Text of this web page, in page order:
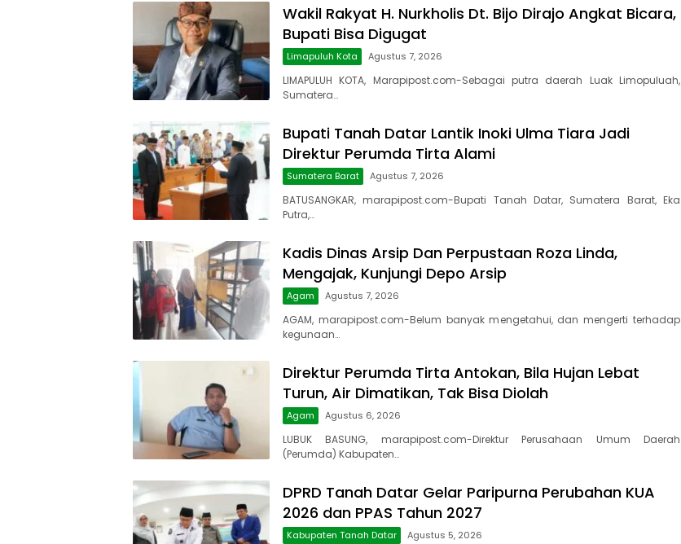
Wakil Rakyat H. Nurkholis Dt. Bijo Dirajo Angkat Bicara,
Bupati Bisa Digugat
Limapuluh Kota Agustus 7, 2026
LIMAPULUH KOTA, Marapipost.com-Sebagai putra daerah Luak Limopuluah,
Sumatera…
Bupati Tanah Datar Lantik Inoki Ulma Tiara Jadi
Direktur Perumda Tirta Alami
Sumatera Barat Agustus 7, 2026
BATUSANGKAR, marapipost.com-Bupati Tanah Datar, Sumatera Barat, Eka
Putra,…
Kadis Dinas Arsip Dan Perpustaan Roza Linda,
Mengajak, Kunjungi Depo Arsip
Agam Agustus 7, 2026
AGAM, marapipost.com-Belum banyak mengetahui, dan mengerti terhadap
kegunaan…
Direktur Perumda Tirta Antokan, Bila Hujan Lebat
Turun, Air Dimatikan, Tak Bisa Diolah
Agam Agustus 6, 2026
LUBUK BASUNG, marapipost.com-Direktur Perusahaan Umum Daerah
(Perumda) Kabupaten…
DPRD Tanah Datar Gelar Paripurna Perubahan KUA
2026 dan PPAS Tahun 2027
Kabupaten Tanah Datar Agustus 5, 2026